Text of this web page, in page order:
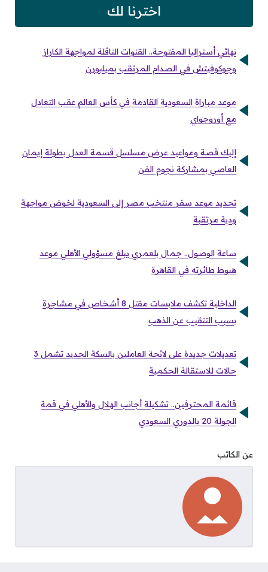
اخترنا لك
نهائي أستراليا المفتوحة.. القنوات الناقلة لمواجهة الكاراز
وجوكوفيتش في الصدام المرتقب بميلبورن
موعد مباراة السعودية القادمة في كأس العالم عقب التعادل
مع أوروجواي
إليك قصة ومواعيد عرض مسلسل قسمة العدل بطولة إيمان
العاصي بمشاركة نجوم الفن
تحديد موعد سفر منتخب مصر إلى السعودية لخوض مواجهة
ودية مرتقبة
ساعة الوصول.. جمال بلعمري يبلغ مسؤولي الأهلي موعد
هبوط طائرته في القاهرة
الداخلية تكشف ملابسات مقتل 8 أشخاص في مشاجرة
بسبب التنقيب عن الذهب
تعديلات جديدة على لائحة العاملين بالسكة الحديد تشمل 3
حالات للاستقالة الحكمية
قائمة المحترفين.. تشكيلة أجانب الهلال والأهلي في قمة
الجولة 20 بالدوري السعودي
عن الكاتب